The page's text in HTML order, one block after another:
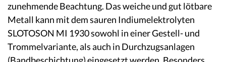
zunehmende Beachtung. Das weiche und gut lötbare
Metall kann mit dem sauren Indiumelektrolyten
SLOTOSON MI 1930 sowohl in einer Gestell- und
Trommelvariante, als auch in Durchzugsanlagen